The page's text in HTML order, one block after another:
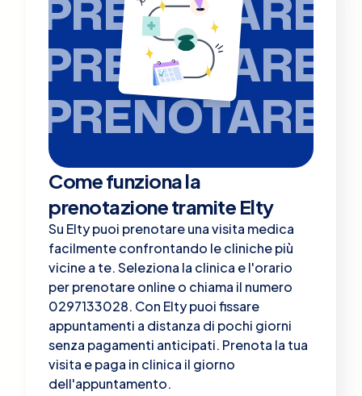
PRENOTARE
PRENOTARE
Come funziona la
prenotazione tramite Elty
Su Elty puoi prenotare una visita medica
facilmente confrontando le cliniche più
vicine a te. Seleziona la clinica e l'orario
per prenotare online o chiama il numero
0297133028. Con Elty puoi fissare
appuntamenti a distanza di pochi giorni
senza pagamenti anticipati. Prenota la tua
visita e paga in clinica il giorno
dell'appuntamento.